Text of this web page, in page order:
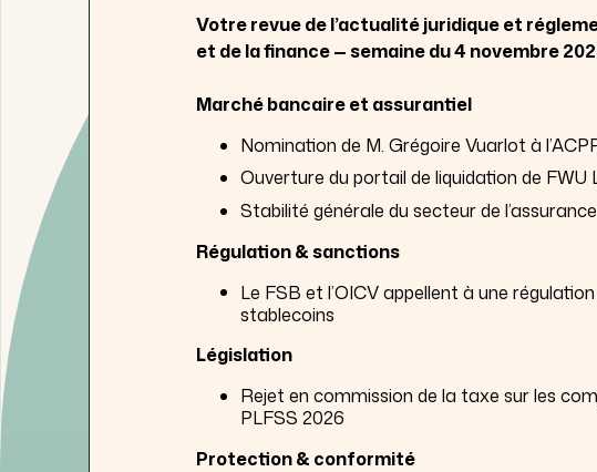
Votre revue de l’actualité juridique et
et de la finance — semaine du 4 novembre
Marché bancaire et assurantiel
Nomination de M. Grégoire Vuarlot à
Ouverture du portail de liquidation de FWU
Stabilité générale du secteur de
Régulation & sanctions
Le FSB et l’OICV appellent à une
stablecoins
Législation
Rejet en commission de la taxe sur les
PLFSS 2026
Protection & conformité